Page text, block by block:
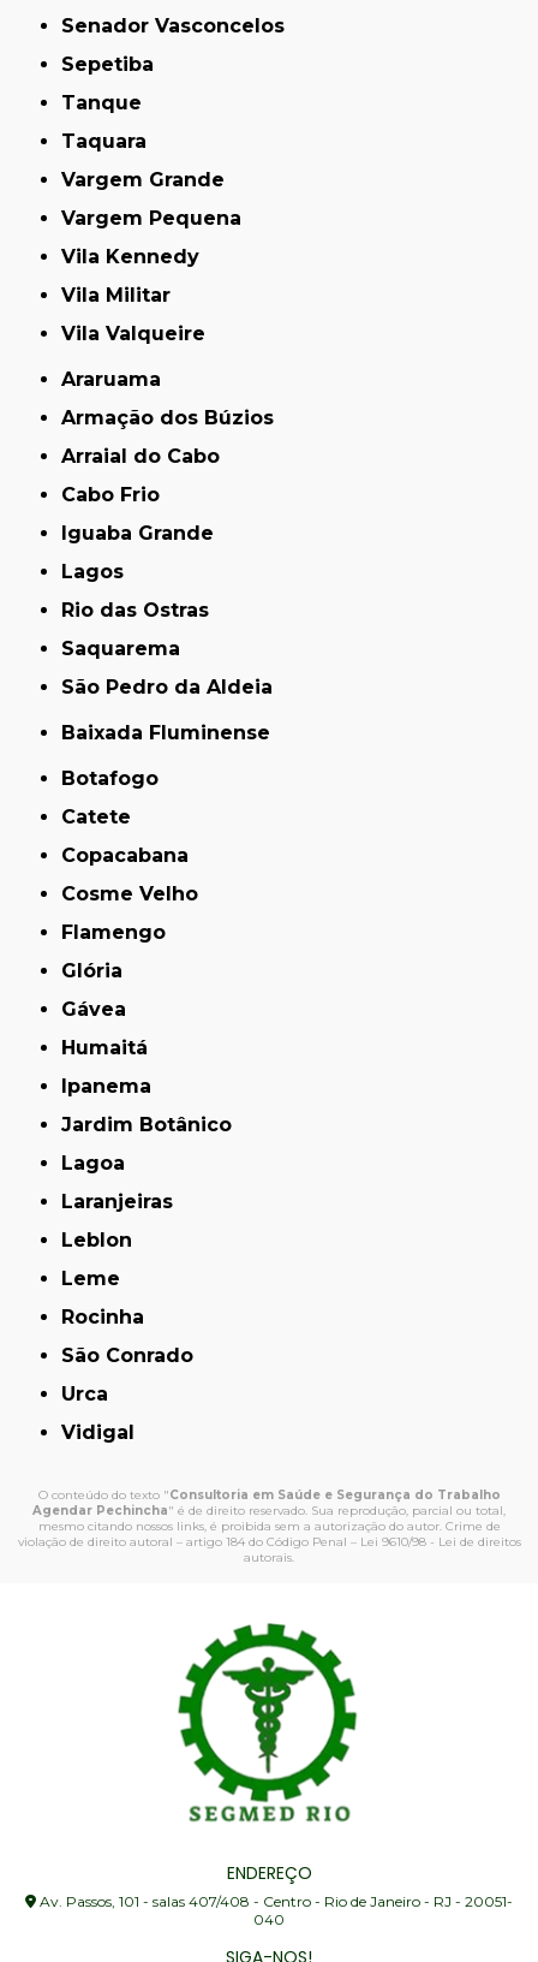
Senador Vasconcelos
Sepetiba
Tanque
Taquara
Vargem Grande
Vargem Pequena
Vila Kennedy
Vila Militar
Vila Valqueire
Araruama
Armação dos Búzios
Arraial do Cabo
Cabo Frio
Iguaba Grande
Lagos
Rio das Ostras
Saquarema
São Pedro da Aldeia
Baixada Fluminense
Botafogo
Catete
Copacabana
Cosme Velho
Flamengo
Glória
Gávea
Humaitá
Ipanema
Jardim Botânico
Lagoa
Laranjeiras
Leblon
Leme
Rocinha
São Conrado
Urca
Vidigal
O conteúdo do texto "Consultoria em Saúde e Segurança do Trabalho
Agendar Pechincha" é de direito reservado. Sua reprodução, parcial ou total,
mesmo citando nossos links, é proibida sem a autorização do autor. Crime de
violação de direito autoral – artigo 184 do Código Penal – Lei 9610/98 - Lei de direitos
autorais
ENDEREÇO
Av. Passos, 101 - salas 407/408 - Centro - Rio de Janeiro - RJ - 20051-
040